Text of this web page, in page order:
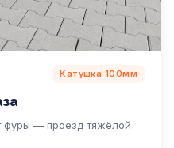
Катушка 100мм
— проезд тяжёлой